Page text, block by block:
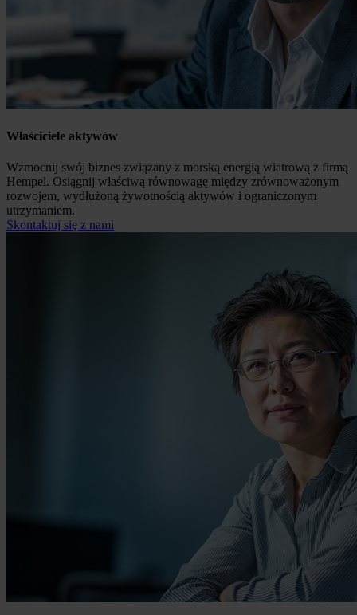
Właściciele aktywów
Wzmocnij swój biznes związany z morską energią wiatrową z firmą
Hempel. Osiągnij właściwą równowagę między zrównoważonym
rozwojem, wydłużoną żywotnością aktywów i ograniczonym
utrzymaniem.
Skontaktuj się z nami